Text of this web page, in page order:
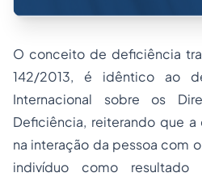
O conceito de deficiência
142/2013, é idêntico ao
Internacional sobre os
Deficiência, reiterando que
na interação da pessoa com
indivíduo como